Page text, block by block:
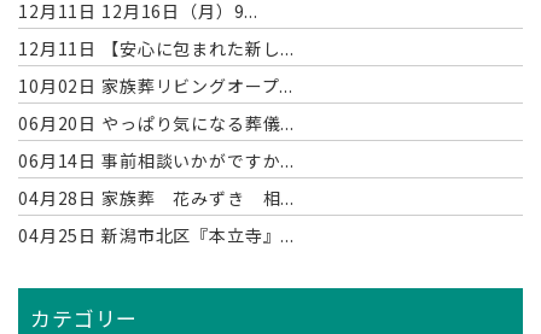
12月11日 12月16日（月）9...
12月11日
【安心に包まれた新し...
10月02日 家族葬リビングオープ...
06月20日 やっぱり気になる葬儀...
06月14日 事前相談いかがですか...
04月28日 家族葬 花みずき 相...
04月25日 新潟市北区『本立寺』...
カテゴリー